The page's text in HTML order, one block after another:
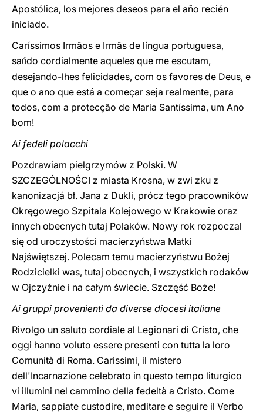
Apostólica, los mejores deseos para el año recién
iniciado.
Caríssimos Irmãos e Irmãs de língua portuguesa,
saúdo cordialmente aqueles que me escutam,
desejando-lhes felicidades, com os favores de Deus, e
que o ano que está a começar seja realmente, para
todos, com a protecção de Maria Santíssima, um Ano
bom!
Ai fedeli polacchi
Pozdrawiam pielgrzymów z Polski. W
SZCZEGÓLNOŚCI z miasta Krosna, w zwi zku z
kanonizacjá bł. Jana z Dukli, prócz tego pracowników
Okręgowego Szpitala Kolejowego w Krakowie oraz
innych obecnych tutaj Polaków. Nowy rok rozpoczal
się od uroczystości macierzyństwa Matki
Najświętszej. Polecam temu macierzyństwu Bożej
Rodzicielki was, tutaj obecnych, i wszystkich rodaków
w Ojczyźnie i na całym świecie. Szczęść Boże!
Ai gruppi provenienti da diverse diocesi italiane
Rivolgo un saluto cordiale al Legionari di Cristo, che
oggi hanno voluto essere presenti con tutta la loro
Comunità di Roma. Carissimi, il mistero
dell'Incarnazione celebrato in questo tempo liturgico
vi illumini nel cammino della fedeltà a Cristo. Come
Maria, sappiate custodire, meditare e seguire il Verbo